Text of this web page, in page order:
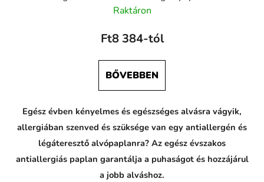
Raktáron
Ft8 384-tól
BŐVEBBEN
Egész évben kényelmes és egészséges alvásra vágyik,
allergiában szenved és szüksége van egy antiallergén és
légáteresztő alvópaplanra? Az egész évszakos
antiallergiás paplan garantálja a puhaságot és hozzájárul
a jobb alváshoz.